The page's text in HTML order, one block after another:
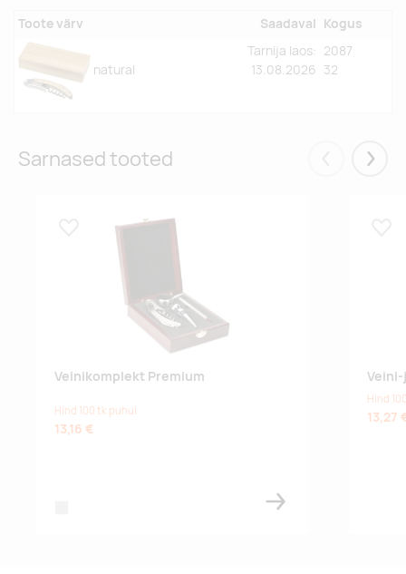
Toote värv Saadaval Kogus
natural
Tarnija laos:
13.08.2026
2087
32
Sarnased tooted Eelmised
Lisa lemmikuks
Veinikomplekt Premium
Hind 100 tk puhul
13,16 €
Hind
13,27